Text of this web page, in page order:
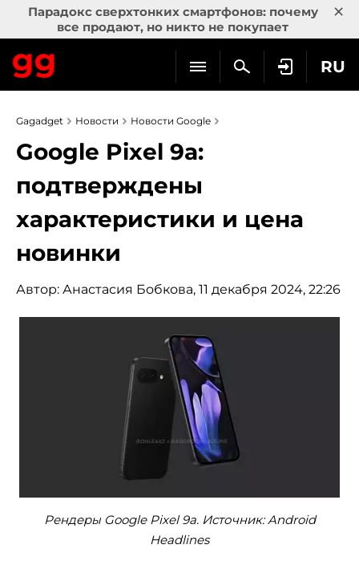
Парадокс сверхтонких смартфонов: почему
все продают, но никто не покупает
×
RU
Gagadget Новости Новости Google
Google Pixel 9a:
подтверждены
характеристики и цена
новинки
Автор: Анастасия Бобкова, 11 декабря 2024, 22:26
Рендеры Google Pixel 9a. Источник: Android
Headlines